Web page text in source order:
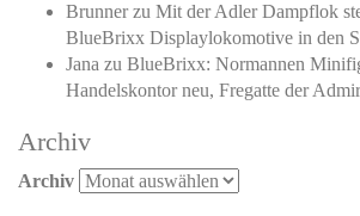
Brunnerzu Mit der Adler Dampflok
BlueBrixx Displaylokomotive in den
Jana zu BlueBrixx: Normannen
Handelskontor neu, Fregatte der
Archiv
Archiv